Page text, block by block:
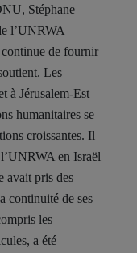
Stéphane
l’UNRWA
continue de fournir
Les
à Jérusalem-Est
humanitaires se
croissantes. Il
en Israël
avait pris des
continuité de ses
les
a été